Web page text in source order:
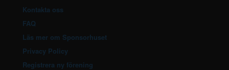
Kontakta oss
FAQ
Läs mer om Sponsorhuset
Privacy Policy
Registrera ny förening